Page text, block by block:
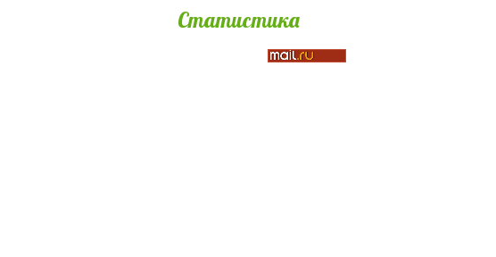
Статистика